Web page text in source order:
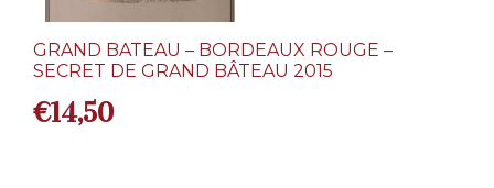
GRAND BATEAU – BORDEAUX ROUGE –
SECRET DE GRAND BÂTEAU 2015
€14,50